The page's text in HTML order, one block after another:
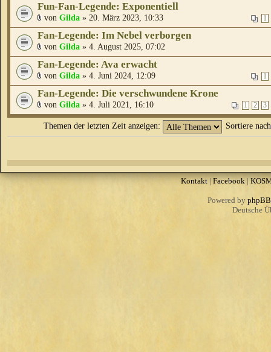
Fun-Fan-Legende: Exponentiell
1
von Gilda » 20. März 2023, 10:33
Fan-Legende: Im Nebel verborgen
von Gilda » 4. August 2025, 07:02
Fan-Legende: Ava erwacht
1
von Gilda » 4. Juni 2024, 12:09
Fan-Legende: Die verschwundene Krone
1 2 3
von Gilda » 4. Juli 2021, 16:10
Themen der letzten Zeit anzeigen: Sortiere
Kontakt|Facebook|
Powered by phpBB
Deutsche